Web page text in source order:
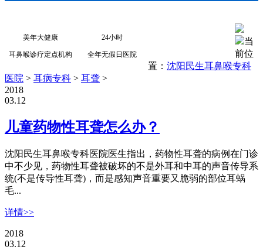
美年大健康
耳鼻喉诊疗定点机构
24小时
全年无假日医院
当
前位
置： 沈阳民生耳鼻喉专科
医院 > 耳病专科 > 耳聋 >
2018
03.12
儿童药物性耳聋怎么办？
沈阳民生耳鼻喉专科医院医生指出，药物性耳聋的病例在门诊
中不少见，药物性耳聋被破坏的不是外耳和中耳的声音传导系
统(不是传导性耳聋)，而是感知声音重要又脆弱的部位耳蜗
毛...
详情>>
2018
03.12